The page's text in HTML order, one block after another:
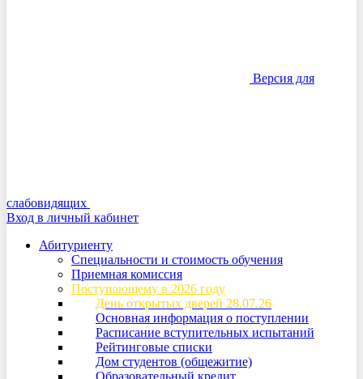
Версия для
слабовидящих
Вход в личный кабинет
Абитуриенту
Специальности и стоимость обучения
Приемная комиссия
Поступающему в 2026 году
День открытых дверей 28.07.26
Основная информация о поступлении
Расписание вступительных испытаний
Рейтинговые списки
Дом студентов (общежитие)
Образовательный кредит